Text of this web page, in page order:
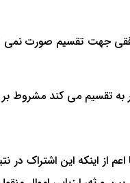
جهت تقسیم صورت
تقسیم می کند مشروط
از اینکه این اشتراک